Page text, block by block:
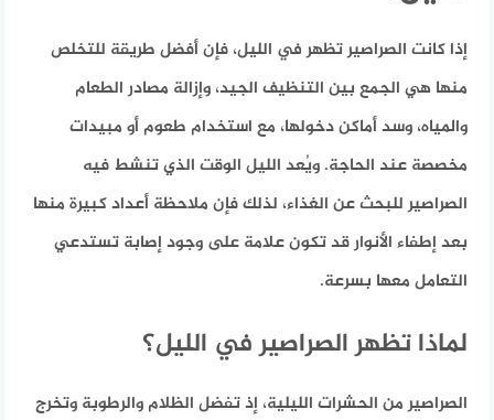
إذا كانت الصراصير تظهر في الليل، فإن أفضل طريقة للتخلص
منها هي الجمع بين التنظيف الجيد، وإزالة مصادر الطعام
والمياه، وسد أماكن دخولها، مع استخدام طعوم أو مبيدات
مخصصة عند الحاجة. ويُعد الليل الوقت الذي تنشط فيه
الصراصير للبحث عن الغذاء، لذلك فإن ملاحظة أعداد كبيرة منها
بعد إطفاء الأنوار قد تكون علامة على وجود إصابة تستدعي
التعامل معها بسرعة.
لماذا تظهر الصراصير في الليل؟
الصراصير من الحشرات الليلية، إذ تفضل الظلام والرطوبة وتخرج